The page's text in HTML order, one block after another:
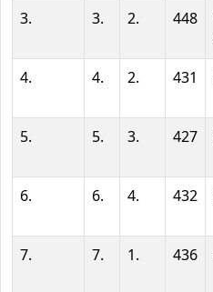
3. 3. 2. 448
4. 4. 2. 431
5. 5. 3. 427
6. 6. 4. 432
7. 7. 1. 436